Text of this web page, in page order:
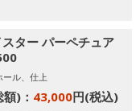
ター パーペチュア
ル、仕上
)： 43,000円(税込)